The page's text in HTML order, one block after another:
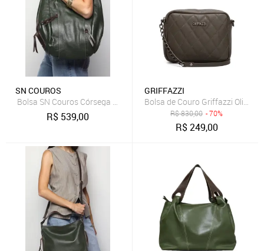
SN COUROS
Bolsa SN Couros Córsega Verde/Marrom
R$ 539,00
GRIFFAZZI
Bolsa de Couro Griffazzi Oliva
R$830,00 - 70%
R$249,00